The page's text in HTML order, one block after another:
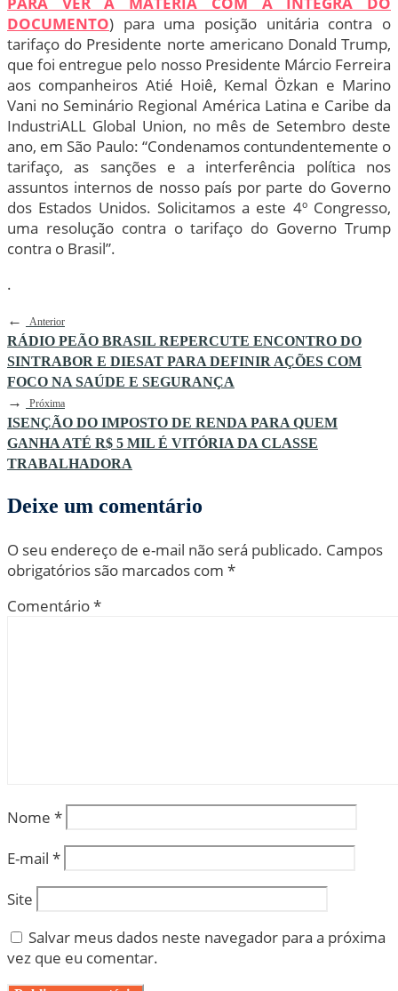
DOCUMENTO) para uma posição unitária contra o
tarifaço do Presidente norte americano Donald Trump,
que foi entregue pelo nosso Presidente Márcio Ferreira
aos companheiros Atié Hoiê, Kemal Özkan e Marino
Vani no Seminário Regional América Latina e Caribe da
IndustriALL Global Union, no mês de Setembro deste
ano, em São Paulo: “Condenamos contundentemente o
tarifaço, as sanções e a interferência política nos
assuntos internos de nosso país por parte do Governo
dos Estados Unidos. Solicitamos a este 4º Congresso,
uma resolução contra o tarifaço do Governo Trump
contra o Brasil”.
.
←
Anterior
RÁDIO PEÃO BRASIL REPERCUTE ENCONTRO DO
SINTRABOR E DIESAT PARA DEFINIR AÇÕES COM
FOCO NA SAÚDE E SEGURANÇA
→ Próxima
ISENÇÃO DO IMPOSTO DE RENDA PARA QUEM
GANHA ATÉ R$ 5 MIL É VITÓRIA DA CLASSE
TRABALHADORA
Deixe um comentário
O seu endereço de e-mail não será publicado. Campos
obrigatórios são marcados com *
Comentário*
Nome *
E-mail *
Site
Salvar meus dados neste navegador para a próxima
vez que eu comentar.